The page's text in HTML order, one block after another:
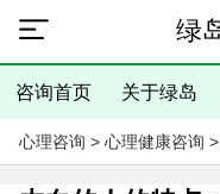
绿
咨询首页 关于绿岛
心理咨询 > 心理健康咨询 >